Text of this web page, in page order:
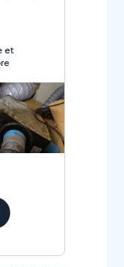
et